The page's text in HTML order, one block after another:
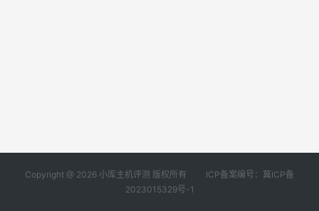
Copyright @ 2026 小库主机评测 版权所有 ICP备案编号：冀ICP备
2023015329号-1